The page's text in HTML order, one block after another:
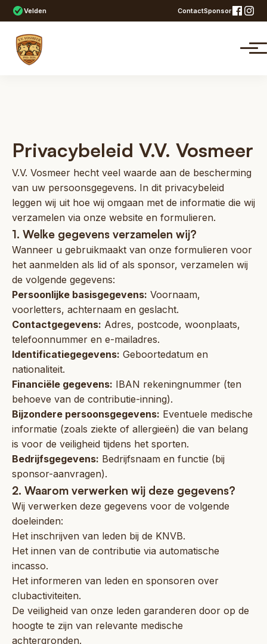
Velden ContactSponsor
Privacybeleid V.V. Vosmeer
V.V. Vosmeer hecht veel waarde aan de bescherming
van uw persoonsgegevens. In dit privacybeleid
leggen wij uit hoe wij omgaan met de informatie die wij
verzamelen via onze website en formulieren.
1. Welke gegevens verzamelen wij?
Wanneer u gebruikmaakt van onze formulieren voor
het aanmelden als lid of als sponsor, verzamelen wij
de volgende gegevens:
Persoonlijke basisgegevens: Voornaam,
voorletters, achternaam en geslacht.
Contactgegevens: Adres, postcode, woonplaats,
telefoonnummer en e-mailadres.
Identificatiegegevens: Geboortedatum en
nationaliteit.
Financiële gegevens: IBAN rekeningnummer (ten
behoeve van de contributie-inning).
Bijzondere persoonsgegevens: Eventuele medische
informatie (zoals ziekte of allergieën) die van belang
is voor de veiligheid tijdens het sporten.
Bedrijfsgegevens: Bedrijfsnaam en functie (bij
sponsor-aanvragen).
2. Waarom verwerken wij deze gegevens?
Wij verwerken deze gegevens voor de volgende
doeleinden:
Het inschrijven van leden bij de KNVB.
Het innen van de contributie via automatische
incasso.
Het informeren van leden en sponsoren over
clubactiviteiten.
De veiligheid van onze leden garanderen door op de
hoogte te zijn van relevante medische
achtergronden.